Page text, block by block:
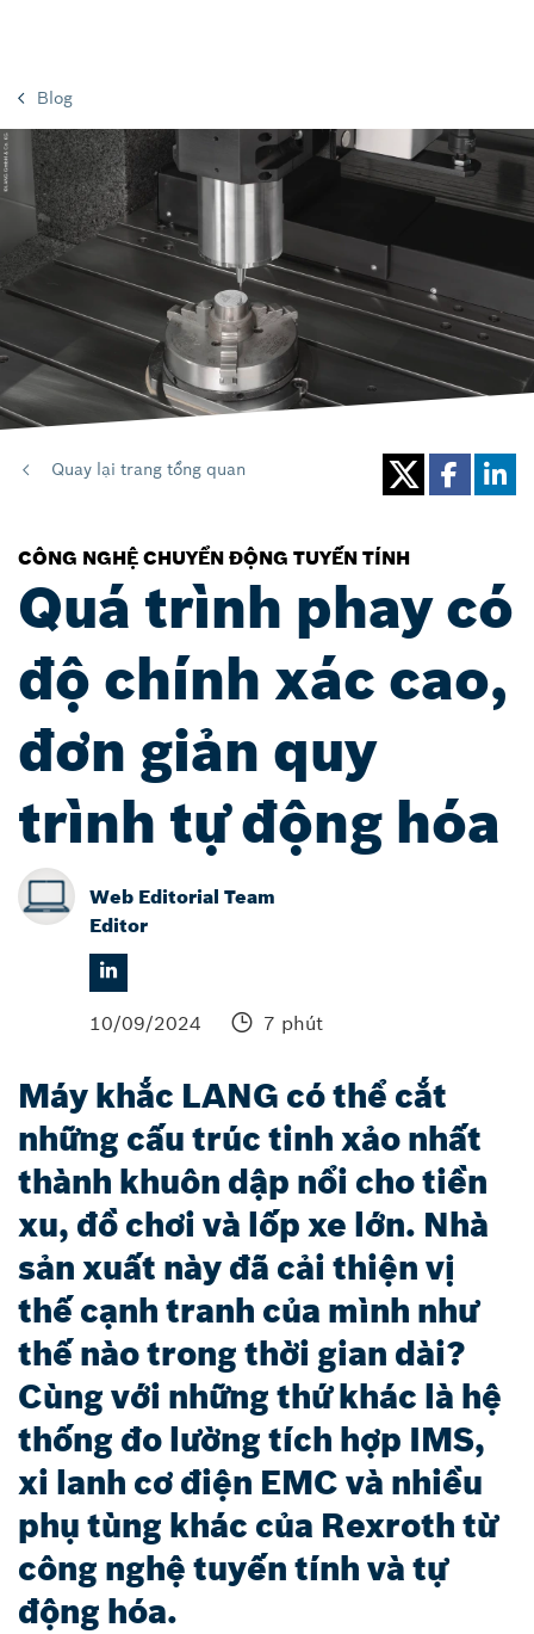
Blog
Quay lại trang tổng quan
CÔNG NGHỆ CHUYỂN ĐỘNG TUYẾN TÍNH
Quá trình phay có
độ chính xác cao,
đơn giản quy
trình tự động hóa
Web Editorial Team
Editor
10/09/2024 7 phút
Máy khắc LANG có thể cắt
những cấu trúc tinh xảo nhất
thành khuôn dập nổi cho tiền
xu, đồ chơi và lốp xe lớn. Nhà
sản xuất này đã cải thiện vị
thế cạnh tranh của mình như
thế nào trong thời gian dài?
Cùng với những thứ khác là hệ
thống đo lường tích hợp IMS,
xi lanh cơ điện EMC và nhiều
phụ tùng khác của Rexroth từ
công nghệ tuyến tính và tự
động hóa.